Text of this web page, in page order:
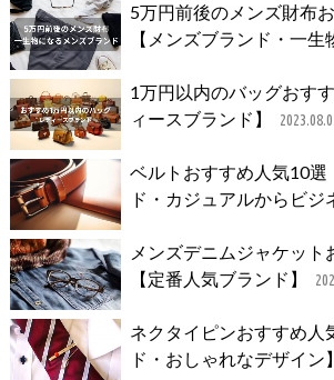
5万円前後のメンズ財布
【メンズブランド・一生
1万円以内のバッグおす
ィースブランド】
ベルトおすすめ人気10選
ド・カジュアルからビジ
メンズデニムジャケット
【定番人気ブランド】
ネクタイピンおすすめ人
ド・おしゃれなデザイン